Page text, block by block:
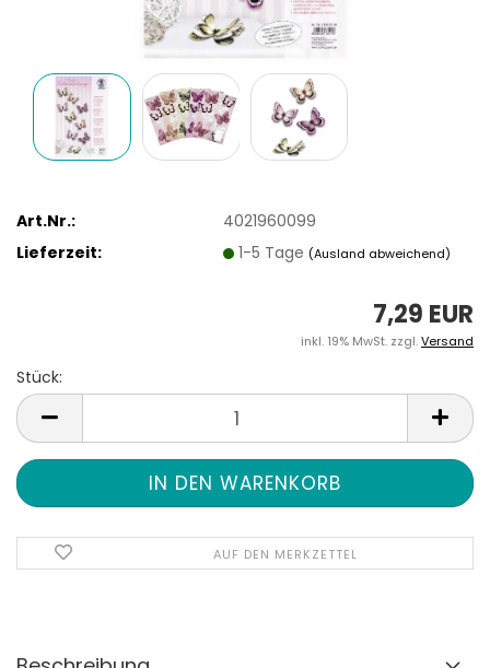
Art.Nr.:
4021960099
Lieferzeit:
1-5 Tage (Ausland abweichend)
7,29 EUR
inkl. 19% MwSt. zzgl.Versand
Stück:
Stück
AUF DEN MERKZETTEL